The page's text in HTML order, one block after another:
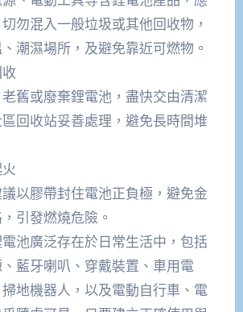
勿混入一般垃圾或其他回收物，
潮濕場所，及避免靠近可燃物。
舊或廢棄鋰電池，盡快交由清潔
回收站妥善處理，避免長時間堆
以膠帶封住電池正負極，避免金
引發燃燒危險。
池廣泛存在於日常生活中，包括
藍牙喇叭、穿戴裝置、車用電
地機器人，以及電動自行車、電